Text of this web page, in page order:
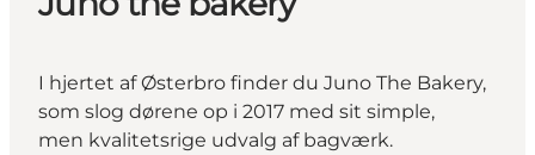
I hjertet af Østerbro finder du Juno The Bakery,
som slog dørene op i 2017 med sit simple,
men kvalitetsrige udvalg af bagværk.